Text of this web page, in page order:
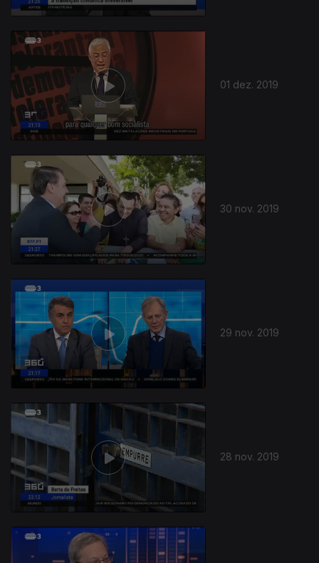
01 dez. 2019
30 nov. 2019
29 nov. 2019
28 nov. 2019
441344